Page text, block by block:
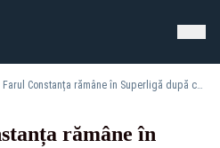
Fotbal: Farul Constanța rămâne în Superligă după ce a învins-o pe Chindia la loviturile de departajare
rămâne în